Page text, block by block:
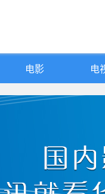
电影 电